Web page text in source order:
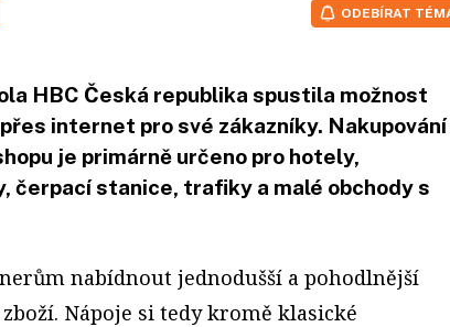
ODEBÍRAT
HBC Česká republika spustila možnost
internet pro své zákazníky. Nakupování
je primárně určeno pro hotely,
čerpací stanice, trafiky a malé obchody s
nabídnout jednodušší a pohodlnější
Nápoje si tedy kromě klasické